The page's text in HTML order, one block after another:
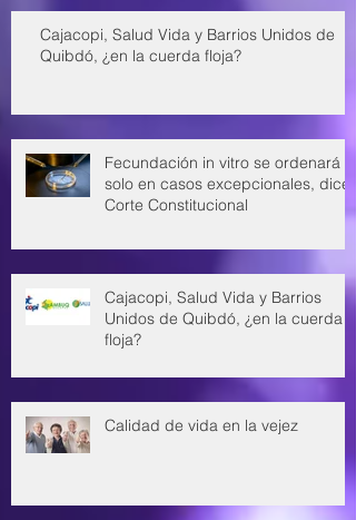
Cajacopi, Salud Vida y Barrios Unidos de
Quibdó, ¿en la cuerda floja?
Fecundación in vitro se ordenará
solo en casos excepcionales, dice
Corte Constitucional
Cajacopi, Salud Vida y Barrios
Unidos de Quibdó, ¿en la cuerda
floja?
Calidad de vida en la vejez